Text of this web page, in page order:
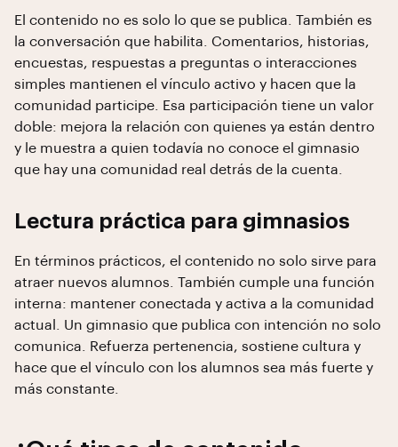
El contenido no es solo lo que se publica. También es
la conversación que habilita. Comentarios, historias,
encuestas, respuestas a preguntas o interacciones
simples mantienen el vínculo activo y hacen que la
comunidad participe. Esa participación tiene un valor
doble: mejora la relación con quienes ya están dentro
y le muestra a quien todavía no conoce el gimnasio
que hay una comunidad real detrás de la cuenta.
Lectura práctica para gimnasios
En términos prácticos, el contenido no solo sirve para
atraer nuevos alumnos. También cumple una función
interna: mantener conectada y activa a la comunidad
actual. Un gimnasio que publica con intención no solo
comunica. Refuerza pertenencia, sostiene cultura y
hace que el vínculo con los alumnos sea más fuerte y
más constante.